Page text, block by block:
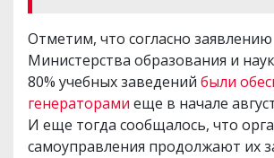
Отметим, что согласно заявлению
Министерства образования и
80% учебных заведений были
генераторами еще в начале
И еще тогда сообщалось, что
самоуправления продолжают их